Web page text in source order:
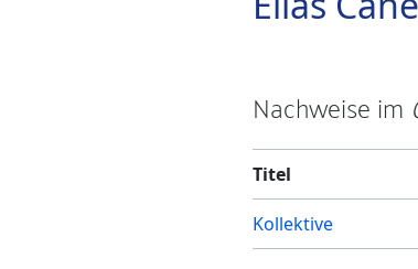
Nachweise im
Titel
Kollektive